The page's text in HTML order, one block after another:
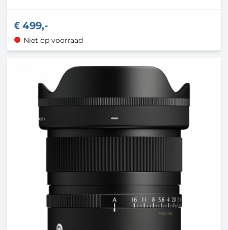
499,-
Niet op voorraad